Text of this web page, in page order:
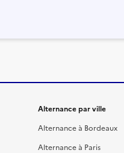
Alternance par ville
Alternance à Bordeaux
Alternance à Paris